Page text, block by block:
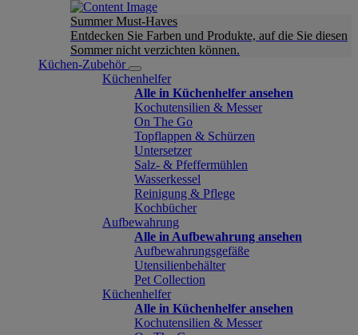
Summer Must-Haves
Entdecken Sie Farben und Produkte, auf die Sie diesen
Sommer nicht verzichten können.
Küchen-Zubehör
Küchenhelfer
Alle in Küchenhelfer ansehen
Kochutensilien & Messer
On The Go
Topflappen & Schürzen
Untersetzer
Salz- & Pfeffermühlen
Wasserkessel
Reinigung & Pflege
Kochbücher
Aufbewahrung
Alle in Aufbewahrung ansehen
Aufbewahrungsgefäße
Utensilienbehälter
Pet Collection
Küchenhelfer
Alle in Küchenhelfer ansehen
Kochutensilien & Messer